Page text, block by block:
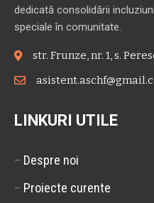
dedicată consolidării
speciale în comunitate.
str. Frunze, nr. 1, s.
LINKURI UTILE
– Despre noi
– Proiecte curente